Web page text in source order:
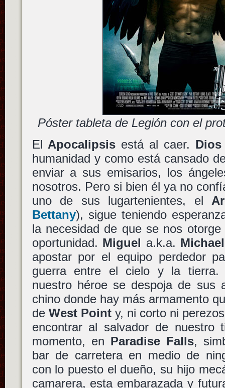
Póster tableta de Legión con el
El Apocalipsis está al caer. Dios
humanidad y como está cansado
enviar a sus emisarios, los
nosotros. Pero si bien él ya no
uno de sus lugartenientes, el
Bettany), sigue teniendo
la necesidad de que se nos
oportunidad. Miguel a.k.a. Michael
apostar por el equipo perdedor
guerra entre el cielo y la tierra.
nuestro héroe se despoja de sus
chino donde hay más armamento
de West Pointy, ni corto ni
encontrar al salvador de nuestro
momento, en Paradise Falls,
bar de carretera en medio de
con lo puesto el dueño, su hijo
camarera, esta embarazada y